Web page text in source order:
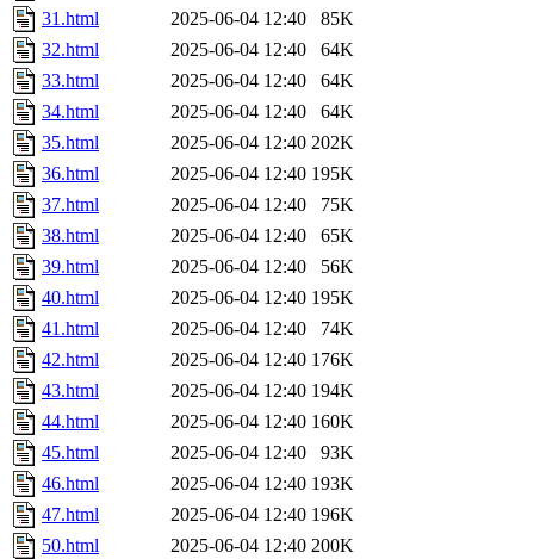
31.html
2025-06-04 12:40
85K
32.html
2025-06-04 12:40
64K
33.html
2025-06-04 12:40
64K
34.html
2025-06-04 12:40
64K
35.html
2025-06-04 12:40 202K
36.html
2025-06-04 12:40 195K
37.html
2025-06-04 12:40
75K
38.html
2025-06-04 12:40
65K
39.html
2025-06-04 12:40
56K
40.html
2025-06-04 12:40 195K
41.html
2025-06-04 12:40
74K
42.html
2025-06-04 12:40 176K
43.html
2025-06-04 12:40 194K
44.html
2025-06-04 12:40 160K
45.html
2025-06-04 12:40
93K
46.html
2025-06-04 12:40 193K
47.html
2025-06-04 12:40 196K
50.html
2025-06-04 12:40 200K